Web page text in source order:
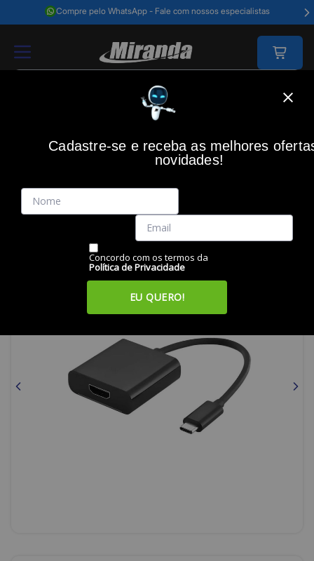
Compre pelo WhatsApp - Fale com nossos especialistas
Conversor Tipo C M x HDMI F, 4K, WI373, MULTI
Código: 40153
Vendido e Entregue por:Miranda
Cadastre-se e receba as melhores
novidades!
Concordo com os termos da
Política de Privacidade
EU QUERO!